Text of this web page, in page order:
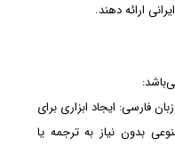
ارائه دهند.
فارسی: ایجاد ابزاری برای
بدون نیاز به ترجمه یا